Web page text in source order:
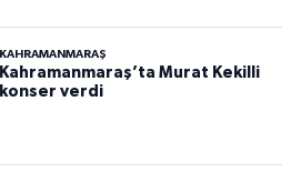
KAHRAMANMARAŞ
Kahramanmaraş’ta Murat Kekilli
konser verdi